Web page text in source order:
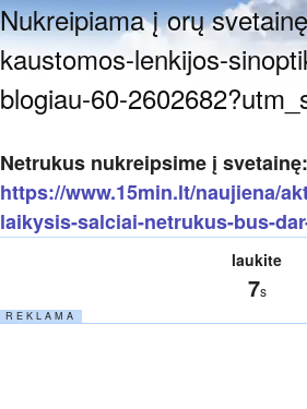
Nukreipiama į orų
kaustomos-lenkijos-
blogiau-60-
Netrukus nukreipsime į svetainę:
https://www.15min.lt/naujiena/
laikysis-salciai-netrukus-bus-
laukite
7s
R E K L A M A